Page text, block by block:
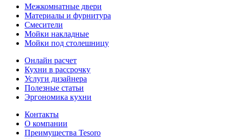
Межкомнатные двери
Материалы и фурнитура
Смесители
Мойки накладные
Мойки под столешницу
Онлайн расчет
Кухни в рассрочку
Услуги дизайнера
Полезные статьи
Эргономика кухни
Контакты
О компании
Преимущества Tesoro